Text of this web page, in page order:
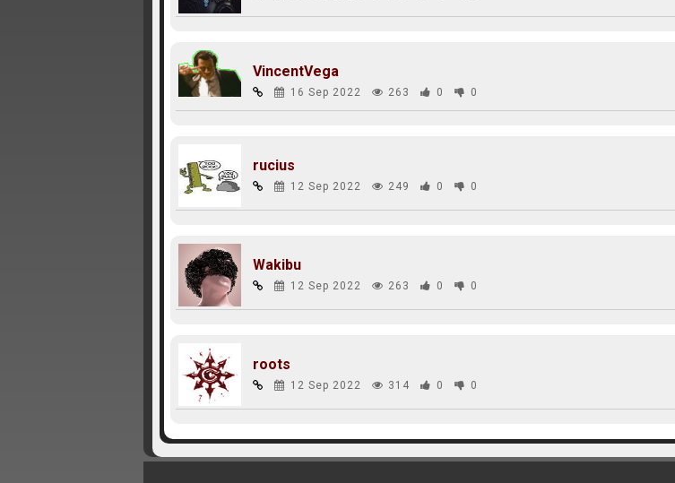
VincentVega
16 Sep 2022 263 0 0
rucius
12 Sep 2022 249 0 0
Wakibu
12 Sep 2022 263 0 0
roots
12 Sep 2022 314 0 0